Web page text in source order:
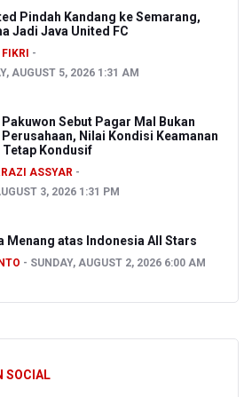
Pindah Kandang ke Semarang,
Jadi Java United FC
AUGUST 5, 2026 1:31 AM
Pakuwon Sebut Pagar Mal Bukan
Perusahaan, Nilai Kondisi Keamanan
Tetap Kondusif
ASSYAR
3, 2026 1:31 PM
Menang atas Indonesia All Stars
SUNDAY, AUGUST 2, 2026 6:00 AM
SOCIAL